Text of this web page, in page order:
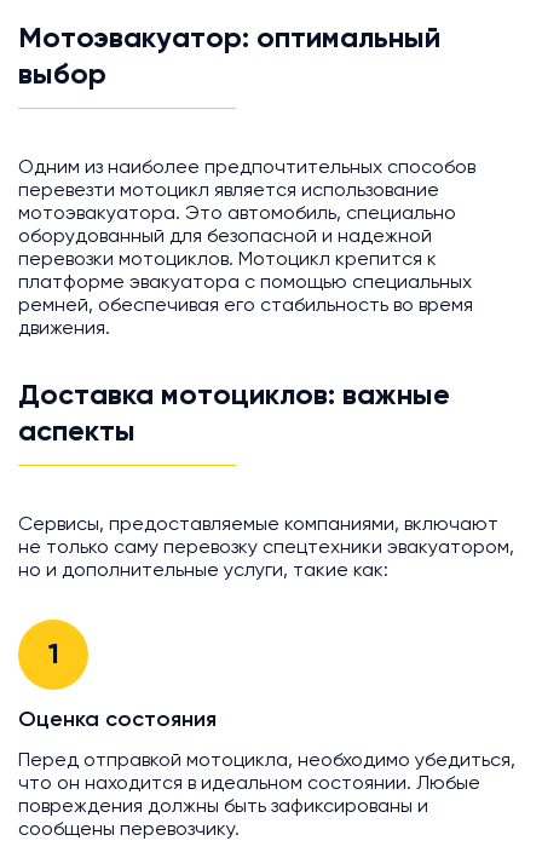
Мотоэвакуатор: оптимальный
выбор
Одним из наиболее предпочтительных способов
перевезти мотоцикл является использование
мотоэвакуатора. Это автомобиль, специально
оборудованный для безопасной и надежной
перевозки мотоциклов. Мотоцикл крепится к
платформе эвакуатора с помощью специальных
ремней, обеспечивая его стабильность во время
движения.
Доставка мотоциклов: важные
аспекты
Сервисы, предоставляемые компаниями, включают
не только саму перевозку спецтехники эвакуатором,
но и дополнительные услуги, такие как:
1
Оценка состояния
Перед отправкой мотоцикла, необходимо убедиться,
что он находится в идеальном состоянии. Любые
повреждения должны быть зафиксированы и
сообщены перевозчику.